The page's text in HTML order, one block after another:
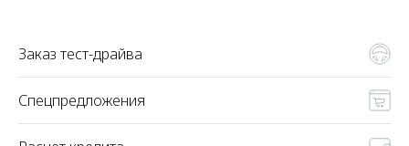
Заказ тест-драйва
Спецпредложения